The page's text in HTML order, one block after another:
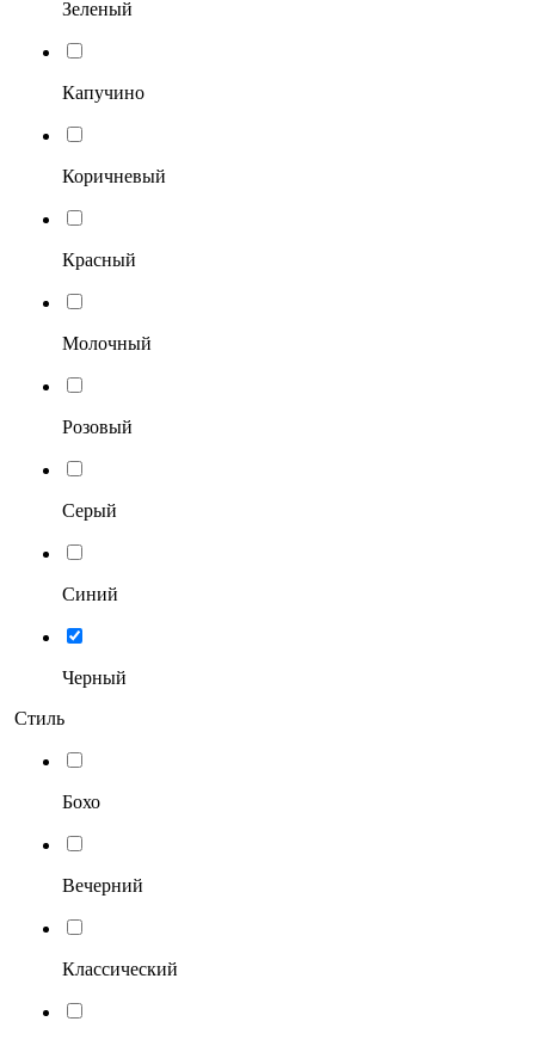
Зеленый
Капучино
Коричневый
Красный
Молочный
Розовый
Серый
Синий
Черный
Стиль
Бохо
Вечерний
Классический